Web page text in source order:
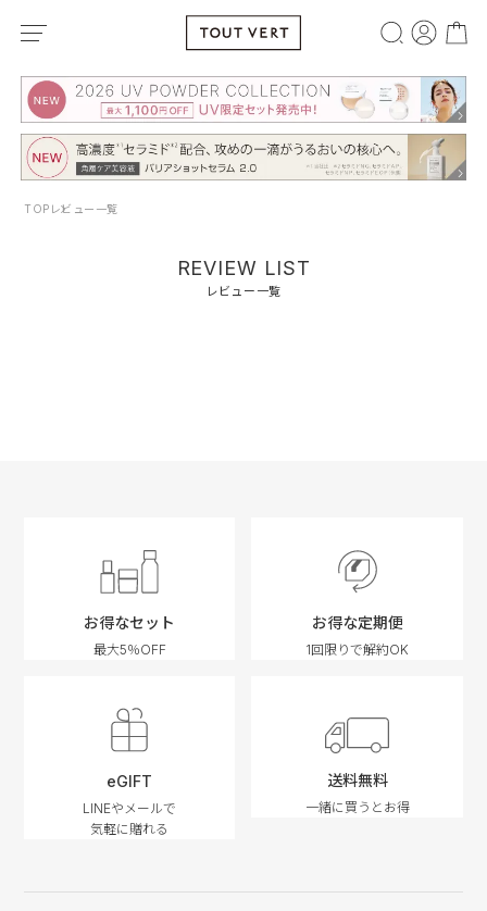
TOP レビュー一覧
REVIEW LIST
レビュー一覧
お得なセット
最大5％OFF
お得な定期便
1回限りで解約OK
eGIFT
LINEやメールで
気軽に贈れる
送料無料
一緒に買うとお得